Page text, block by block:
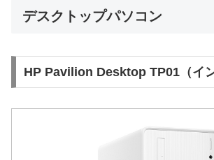
デスクトップパソコン
HP Pavilion Desktop TP01（イン